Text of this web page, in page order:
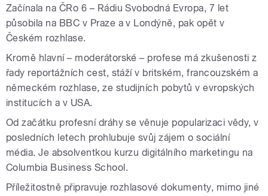
Začínala na ČRo 6 – Rádiu Svobodná Evropa, 7 let
působila na BBC v Praze a v Londýně, pak opět v
Českém rozhlase.
Kromě hlavní – moderátorské – profese má zkušenosti z
řady reportážních cest, stáží v britském, francouzském a
německém rozhlase, ze studijních pobytů v evropských
institucích a v USA.
Od začátku profesní dráhy se věnuje popularizaci vědy, v
posledních letech prohlubuje svůj zájem o sociální
média. Je absolventkou kurzu digitálního marketingu na
Columbia Business School.
Příležitostně připravuje rozhlasové dokumenty, mimo jiné